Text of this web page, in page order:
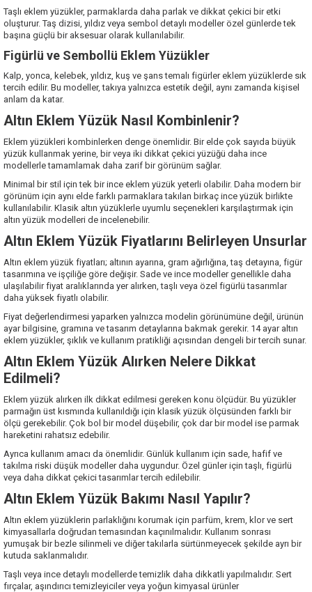
Taşlı eklem yüzükler, parmaklarda daha parlak ve dikkat çekici bir etki
oluşturur. Taş dizisi, yıldız veya sembol detaylı modeller özel günlerde tek
başına güçlü bir aksesuar olarak kullanılabilir.
Figürlü ve Sembollü Eklem Yüzükler
Kalp, yonca, kelebek, yıldız, kuş ve şans temalı figürler eklem yüzüklerde sık
tercih edilir. Bu modeller, takıya yalnızca estetik değil, aynı zamanda kişisel
anlam da katar.
Altın Eklem Yüzük Nasıl Kombinlenir?
Eklem yüzükleri kombinlerken denge önemlidir. Bir elde çok sayıda büyük
yüzük kullanmak yerine, bir veya iki dikkat çekici yüzüğü daha ince
modellerle tamamlamak daha zarif bir görünüm sağlar.
Minimal bir stil için tek bir ince eklem yüzük yeterli olabilir. Daha modern bir
görünüm için aynı elde farklı parmaklara takılan birkaç ince yüzük birlikte
kullanılabilir. Klasik altın yüzüklerle uyumlu seçenekleri karşılaştırmak için
altın yüzük modelleri de incelenebilir.
Altın Eklem Yüzük Fiyatlarını Belirleyen Unsurlar
Altın eklem yüzük fiyatları; altının ayarına, gram ağırlığına, taş detayına, figür
tasarımına ve işçiliğe göre değişir. Sade ve ince modeller genellikle daha
ulaşılabilir fiyat aralıklarında yer alırken, taşlı veya özel figürlü tasarımlar
daha yüksek fiyatlı olabilir.
Fiyat değerlendirmesi yaparken yalnızca modelin görünümüne değil, ürünün
ayar bilgisine, gramına ve tasarım detaylarına bakmak gerekir. 14 ayar altın
eklem yüzükler, şıklık ve kullanım pratikliği açısından dengeli bir tercih sunar.
Altın Eklem Yüzük Alırken Nelere Dikkat
Edilmeli?
Eklem yüzük alırken ilk dikkat edilmesi gereken konu ölçüdür. Bu yüzükler
parmağın üst kısmında kullanıldığı için klasik yüzük ölçüsünden farklı bir
ölçü gerekebilir. Çok bol bir model düşebilir, çok dar bir model ise parmak
hareketini rahatsız edebilir.
Ayrıca kullanım amacı da önemlidir. Günlük kullanım için sade, hafif ve
takılma riski düşük modeller daha uygundur. Özel günler için taşlı, figürlü
veya daha dikkat çekici tasarımlar tercih edilebilir.
Altın Eklem Yüzük Bakımı Nasıl Yapılır?
Altın eklem yüzüklerin parlaklığını korumak için parfüm, krem, klor ve sert
kimyasallarla doğrudan temasından kaçınılmalıdır. Kullanım sonrası
yumuşak bir bezle silinmeli ve diğer takılarla sürtünmeyecek şekilde ayrı bir
kutuda saklanmalıdır.
Taşlı veya ince detaylı modellerde temizlik daha dikkatli yapılmalıdır. Sert
fırçalar, aşındırıcı temizleyiciler veya yoğun kimyasal ürünler